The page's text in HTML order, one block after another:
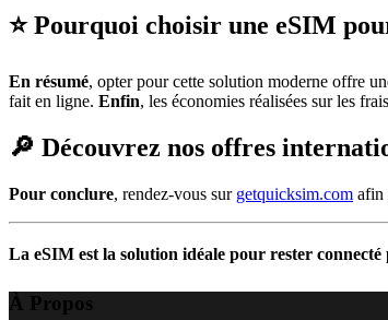
⭐ Pourquoi choisir une eSIM
En résumé, opter pour cette solution moderne offre
fait en ligne. Enfin, les économies réalisées sur les
🔎 Découvrez nos offres
Pour conclure, rendez-vous sur getquicksim.com afin
La eSIM est la solution idéale pour rester
À Propos